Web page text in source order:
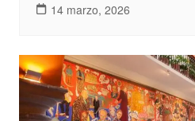
14 marzo, 2026